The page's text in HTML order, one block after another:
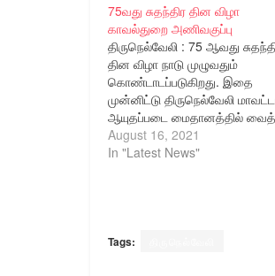
75வது சுதந்திர தின விழா
காவல்துறை அணிவகுப்பு
திருநெல்வேலி : 75 ஆவது
தின விழா நாடு முழுவதும்
கொண்டாடப்படுகிறது. இதை
முன்னிட்டு திருநெல்வேலி
ஆயுதப்படை மைதானத்தில்
சுதந்திர தின விழா நடைபெற்றது.
இந்நிகழ்ச்சியில் திருநெல்வேலி
சரக காவல்துறை துணை தலைவர்
August 16, 2021
In "Latest News"
Tags: